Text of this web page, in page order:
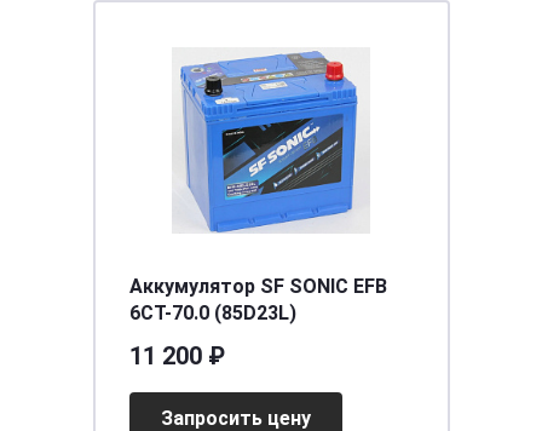
Аккумулятор SF SONIC EFB
6СТ-70.0 (85D23L)
11 200 ₽
Запросить цену